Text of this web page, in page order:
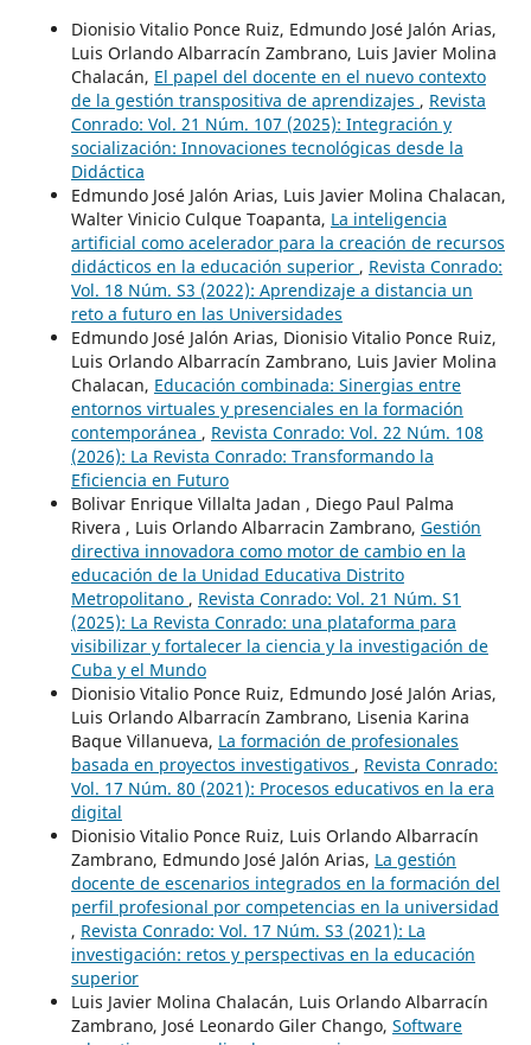
Dionisio Vitalio Ponce Ruiz, Edmundo José Jalón Arias,
Luis Orlando Albarracín Zambrano, Luis Javier Molina
Chalacán, El papel del docente en el nuevo contexto
de la gestión transpositiva de aprendizajes , Revista
Conrado: Vol. 21 Núm. 107 (2025): Integración y
socialización: Innovaciones tecnológicas desde la
Didáctica
Edmundo José Jalón Arias, Luis Javier Molina Chalacan,
Walter Vinicio Culque Toapanta, La inteligencia
artificial como acelerador para la creación de recursos
didácticos en la educación superior , Revista Conrado:
Vol. 18 Núm. S3 (2022): Aprendizaje a distancia un
reto a futuro en las Universidades
Edmundo José Jalón Arias, Dionisio Vitalio Ponce Ruiz,
Luis Orlando Albarracín Zambrano, Luis Javier Molina
Chalacan, Educación combinada: Sinergias entre
entornos virtuales y presenciales en la formación
contemporánea , Revista Conrado: Vol. 22 Núm. 108
(2026): La Revista Conrado: Transformando la
Eficiencia en Futuro
Bolivar Enrique Villalta Jadan , Diego Paul Palma
Rivera , Luis Orlando Albarracin Zambrano, Gestión
directiva innovadora como motor de cambio en la
educación de la Unidad Educativa Distrito
Metropolitano , Revista Conrado: Vol. 21 Núm. S1
(2025): La Revista Conrado: una plataforma para
visibilizar y fortalecer la ciencia y la investigación de
Cuba y el Mundo
Dionisio Vitalio Ponce Ruiz, Edmundo José Jalón Arias,
Luis Orlando Albarracín Zambrano, Lisenia Karina
Baque Villanueva, La formación de profesionales
basada en proyectos investigativos , Revista Conrado:
Vol. 17 Núm. 80 (2021): Procesos educativos en la era
digital
Dionisio Vitalio Ponce Ruiz, Luis Orlando Albarracín
Zambrano, Edmundo José Jalón Arias, La gestión
docente de escenarios integrados en la formación del
perfil profesional por competencias en la universidad
, Revista Conrado: Vol. 17 Núm. S3 (2021): La
investigación: retos y perspectivas en la educación
superior
Luis Javier Molina Chalacán, Luis Orlando Albarracín
Zambrano, José Leonardo Giler Chango, Software